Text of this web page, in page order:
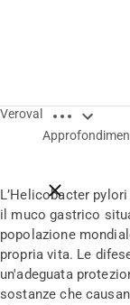
Veroval Open
Close
Il batterio
L’Helicobacter
il muco gastrico
popolazione
propria vita. Le
un'adeguata
sostanze che